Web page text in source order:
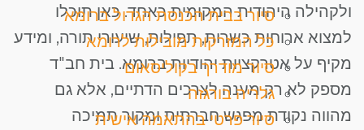
סיור בבית הכנסת הגדול ברומא
כל המזרקות מובילות לרומא
סיור מודרך בקוליסאום
גלריה בורגזה
סיור פרטי בהתאמה אישית
ולקהילה היהודית המקומית כאחד. כאן תוכלו
למצוא ארוחות כשרות, תפילות, שיעורי תורה, ומידע
מקיף על אטרקציות יהודיות ברומא. בית חב"ד
מספק לא רק מענה לצרכים הדתיים, אלא גם
מהווה נקודת מפגש חברתית ומקור תמיכה